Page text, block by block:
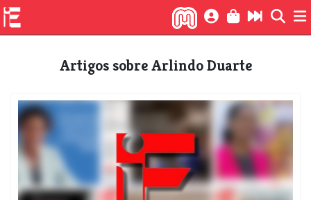
Artigos sobre Arlindo Duarte